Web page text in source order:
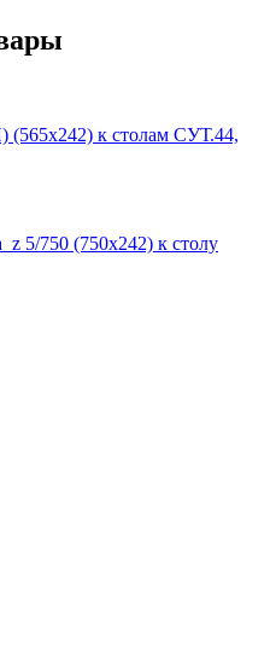
к столам СУТ.44,
5/750 (750х242) к столу